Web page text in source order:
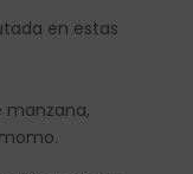
en estas
manzana,